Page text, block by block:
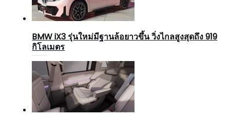
BMW iX3 รุ่นใหม่มีฐานล้อยาวขึ้น วิ่งไกลสูงสุดถึง 919
กิโลเมตร